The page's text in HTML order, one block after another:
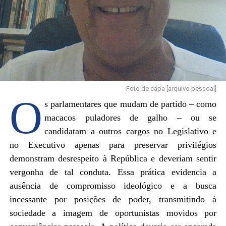
Foto de capa [arquivo pessoal]
O s parlamentares que mudam de partido – como
macacos puladores de galho – ou se
candidatam a outros cargos no Legislativo e
no Executivo apenas para preservar privilégios
demonstram desrespeito à República e deveriam sentir
vergonha de tal conduta. Essa prática evidencia a
ausência de compromisso ideológico e a busca
incessante por posições de poder, transmitindo à
sociedade a imagem de oportunistas movidos por